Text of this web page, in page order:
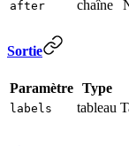
after chaîne
Sortie
Paramètre Type
labels tableau